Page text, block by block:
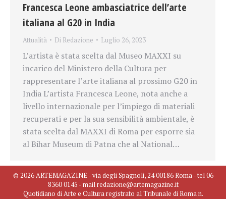
Francesca Leone ambasciatrice dell’arte
italiana al G20 in India
Attualità Di Redazione Luglio 26, 2023
L’artista è stata scelta dal Museo MAXXI su
incarico del Ministero della Cultura per
rappresentare l’arte italiana al prossimo G20 in
India L’artista Francesca Leone, nota anche a
livello internazionale per l’impiego di materiali
recuperati e per la sua sensibilità ambientale, è
stata scelta dal MAXXI di Roma per esporre sia
al Bihar Museum di Patna che al National…
© 2026 ARTEMAGAZINE - via degli Spagnoli, 24 00186 Roma - tel 06
8360 0145 - mail redazione@artemagazine.it
Quotidiano di Arte e Cultura registrato al Tribunale di Roma n.